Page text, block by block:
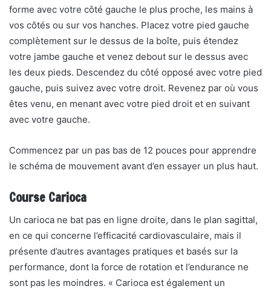
forme avec votre côté gauche le plus proche, les mains à
vos côtés ou sur vos hanches. Placez votre pied gauche
complètement sur le dessus de la boîte, puis étendez
votre jambe gauche et venez debout sur le dessus avec
les deux pieds. Descendez du côté opposé avec votre pied
gauche, puis suivez avec votre droit. Revenez par où vous
êtes venu, en menant avec votre pied droit et en suivant
avec votre gauche.
Commencez par un pas bas de 12 pouces pour apprendre
le schéma de mouvement avant d’en essayer un plus haut.
Course Carioca
Un carioca ne bat pas en ligne droite, dans le plan sagittal,
en ce qui concerne l’efficacité cardiovasculaire, mais il
présente d’autres avantages pratiques et basés sur la
performance, dont la force de rotation et l’endurance ne
sont pas les moindres. « Carioca est également un